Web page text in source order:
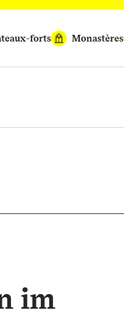
forts Monastères
im